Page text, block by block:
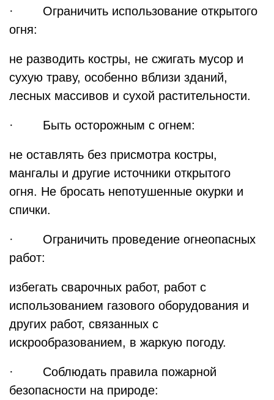
· Ограничить использование открытого
огня:
не разводить костры, не сжигать мусор и
сухую траву, особенно вблизи зданий,
лесных массивов и сухой растительности.
· Быть осторожным с огнем:
не оставлять без присмотра костры,
мангалы и другие источники открытого
огня. Не бросать непотушенные окурки и
спички.
· Ограничить проведение огнеопасных
работ:
избегать сварочных работ, работ с
использованием газового оборудования и
других работ, связанных с
искрообразованием, в жаркую погоду.
· Соблюдать правила пожарной
безопасности на природе: